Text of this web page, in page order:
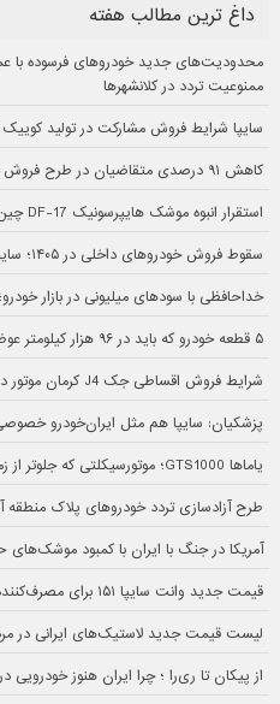
داغ ترین مطالب هفته
ممنوعیت تردد در کلانشهرها
سایپا شرایط فروش مشارکت در تولید کوییک S را در مرداد 1405 اعلام کرد
کاهش ۹۱ درصدی متقاضیان در طرح فروش جدید ایران خودرو
استقرار انبوه موشک هایپرسونیک DF-17 چین آغاز شد؛ سلاحی با رهگیری بسیار دشوار
سقوط فروش خودروهای داخلی در ۱۴۰۵؛ سایپا و پارس‌خودرو بیشترین افت را داشتند
خداحافظی با سودهای میلیونی در بازار
۵ قطعه خودرو که باید در ۹۶ هزار کیلومتر عوض کنید
شرایط فروش اقساطی جک J4 کرمان موتور در مرداد 1405
پزشکیان: سایپا هم مثل ایران‌خودرو
یاماها GTS1000؛ موتورسیکلتی که جلوتر از زمانش بود و مسیر آینده را هموار کرد
طرح آزادسازی تردد خودروهای پلاک منطقه
آمریکا در جنگ با ایران با کمبود
قیمت جدید وانت سایپا ۱۵۱ برای مصرف‌کننده در مرداد ۱۴۰۵ اعلام شد
لیست قیمت جدید لاستیک‌های ایرانی در مرداد
از پیکان تا ری‌را ؛ چرا ایران هنوز خودرویی